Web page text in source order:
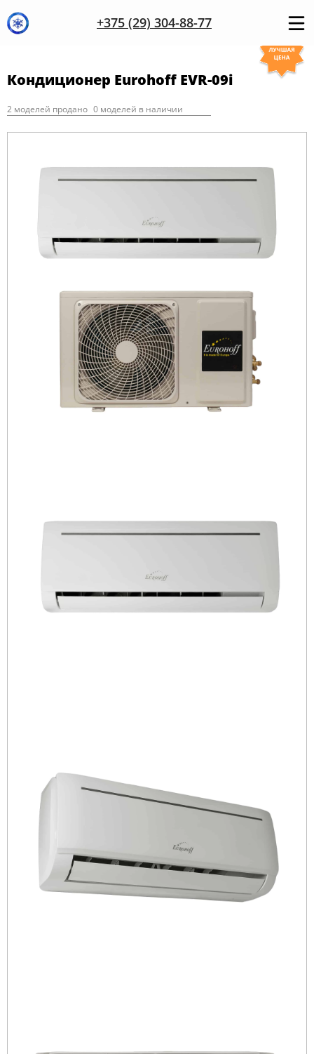
+375 (29) 304-88-77
Кондиционер Eurohoff EVR-09i
2 моделей продано 0 моделей в наличии